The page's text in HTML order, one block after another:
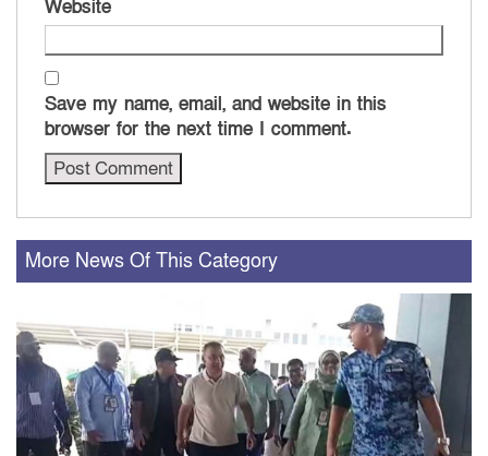
Website
Save my name, email, and website in this
browser for the next time I comment.
More News Of This Category